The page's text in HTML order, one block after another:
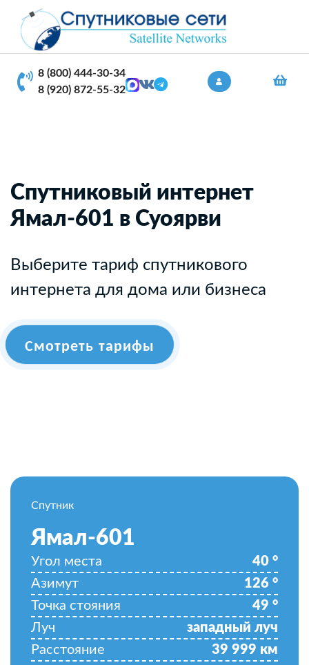
8 (800) 444-30-34
8 (920) 872-55-32
Спутниковый интернет
Ямал-601 в Суоярви
Выберите тариф спутникового
интернета для дома или бизнеса
Смотреть тарифы
Спутник
Ямал-601
Угол места 40 °
Азимут
126 °
Точка стояния
49 °
Луч
западный луч
Расстояние
39 999 км